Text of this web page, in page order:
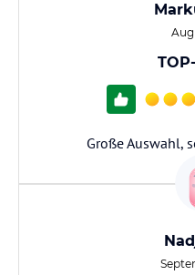
Große Auswahl,